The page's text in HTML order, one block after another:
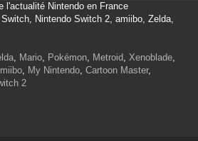
l'actualité Nintendo en France
Nintendo Switch 2, amiibo, Zelda,
, Mario, Pokémon, Metroid, Xenoblade,
, My Nintendo, Cartoon Master,
2